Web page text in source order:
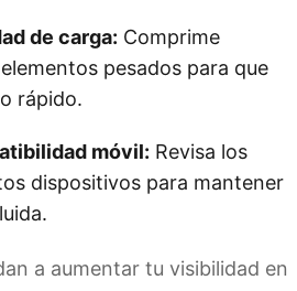
de carga: Comprime
pesados para que
rápido.
móvil: Revisa los
dispositivos para mantener
a aumentar tu visibilidad en